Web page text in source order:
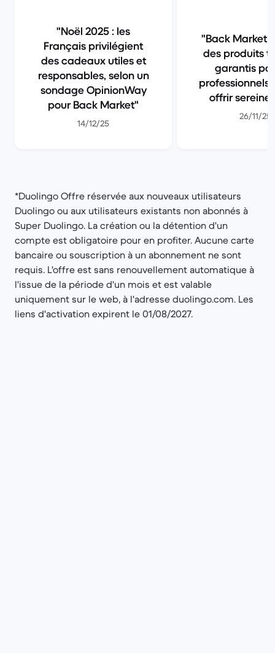
Noël 2025 : les
Français privilégient
des cadeaux utiles et
responsables, selon un
sondage OpinionWay
pour Back Market
14/12/25
Back Market
des produits
garantis
offrir
26/11/25
*Duolingo Offre réservée aux nouveaux utilisateurs
Duolingo ou aux utilisateurs existants non abonnés à
Super Duolingo. La création ou la détention d'un
compte est obligatoire pour en profiter. Aucune carte
bancaire ou souscription à un abonnement ne sont
requis. L'offre est sans renouvellement automatique à
l'issue de la période d'un mois et est valable
uniquement sur le web, à l'adresse duolingo.com. Les
liens d'activation expirent le 01/08/2027.